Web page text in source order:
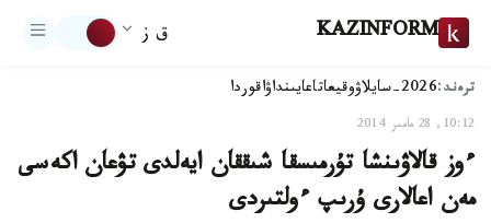
KAZINFORM ق ز
ترەند:2026-سايلاۋ وقيعاتاعايىنداۋاقوردا
10:12, 28 مامىر 2014
ءوز قالاۋىنشا تۇرمىسقا شىققان ايەلدى تۋعان اكەسى
مەن اعالارى ۇرىپ ءولتىردى